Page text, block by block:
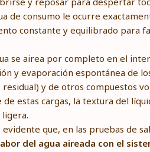
de consumo le ocurre
constante y equilibrado para
se airea por completo en el
y evaporación espontánea de
y de otros compuestos
estas cargas, la textura del
que, en las pruebas de
del agua aireada con el